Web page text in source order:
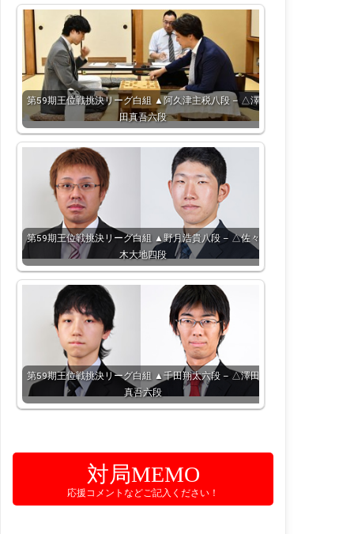
第59期王位戦挑決リーグ白組 ▲阿久津主税八段 – △澤
田真吾六段
第59期王位戦挑決リーグ白組 ▲野月浩貴八段 – △佐々
木大地四段
第59期王位戦挑決リーグ白組 ▲千田翔太六段 – △澤田
真吾六段
対局MEMO
応援コメントなどご記入ください！